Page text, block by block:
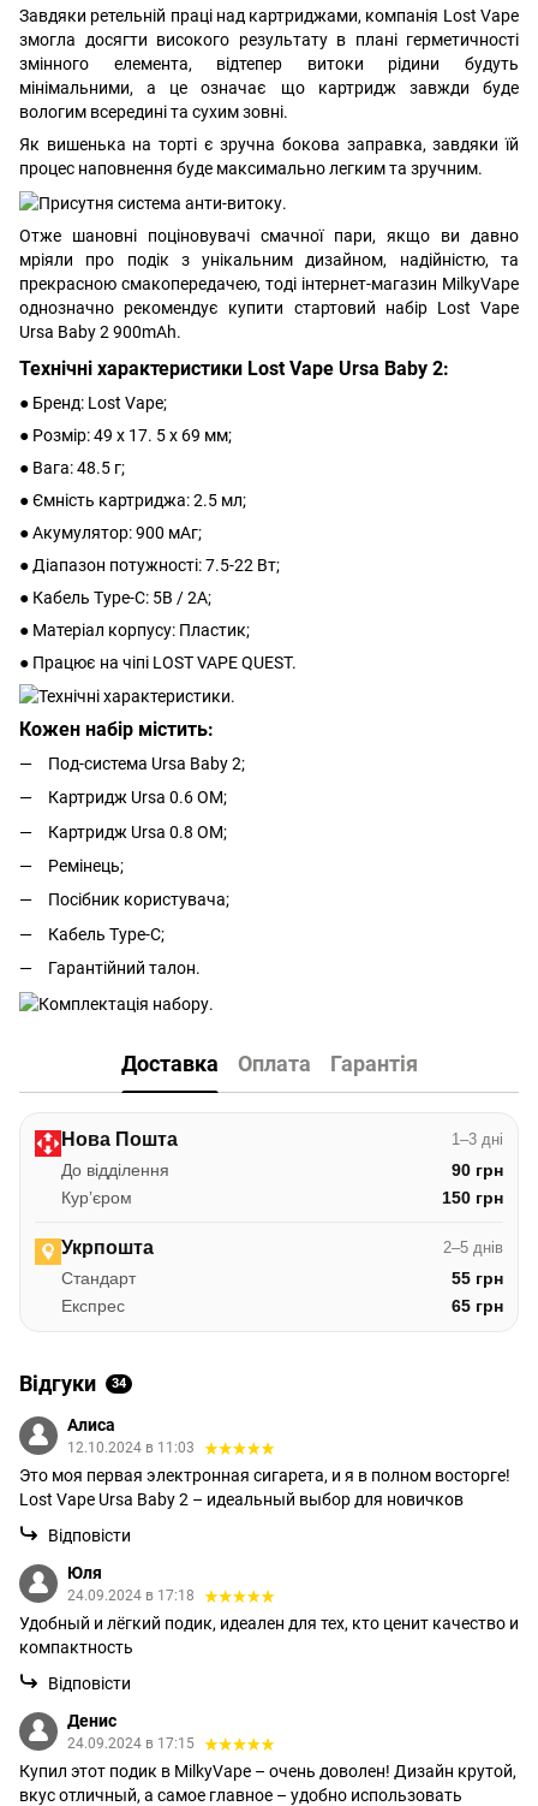
Завдяки ретельній праці над картриджами, компанія Lost Vape
змогла досягти високого результату в плані герметичності
змінного елемента, відтепер витоки рідини будуть
мінімальними, а це означає що картридж завжди буде
вологим всередині та сухим зовні.
Як вишенька на торті є зручна бокова заправка, завдяки їй
процес наповнення буде максимально легким та зручним.
Отже шановні поціновувачі смачної пари, якщо ви давно
мріяли про подік з унікальним дизайном, надійністю, та
прекрасною смакопередачею, тоді інтернет-магазин MilkyVape
однозначно рекомендує купити стартовий набір Lost Vape
Ursa Baby 2 900mAh.
Технічні характеристики Lost Vape Ursa Baby 2:
● Бренд: Lost Vape;
● Розмір: 49 х 17. 5 х 69 мм;
● Вага: 48.5 г;
● Ємність картриджа: 2.5 мл;
● Акумулятор: 900 мАг;
● Діапазон потужності: 7.5-22 Вт;
● Кабель Type-С: 5В / 2А;
● Матеріал корпусу: Пластик;
● Працює на чіпі LOST VAPE QUEST.
Кожен набір містить:
Под-система Ursa Baby 2;
Картридж Ursa 0.6 ОМ;
Картридж Ursa 0.8 ОМ;
Ремінець;
Посібник користувача;
Кабель Type-С;
Гарантійний талон.
Доставка Оплата Гарантія
Нова Пошта 1–3 дні
До відділення
90 грн
Курʼєром
150 грн
Укрпошта 2–5 днів
Стандарт
55 грн
Експрес
65 грн
Відгуки 34
Алиса
12.10.2024 в 11:03
Это моя первая электронная сигарета, и я в полном восторге!
Lost Vape Ursa Baby 2 – идеальный выбор для новичков
Відповісти
Юля
24.09.2024 в 17:18
Удобный и лёгкий подик, идеален для тех, кто ценит качество и
компактность
Відповісти
Денис
24.09.2024 в 17:15
Купил этот подик в MilkyVape – очень доволен! Дизайн крутой,
вкус отличный, а самое главное – удобно использовать